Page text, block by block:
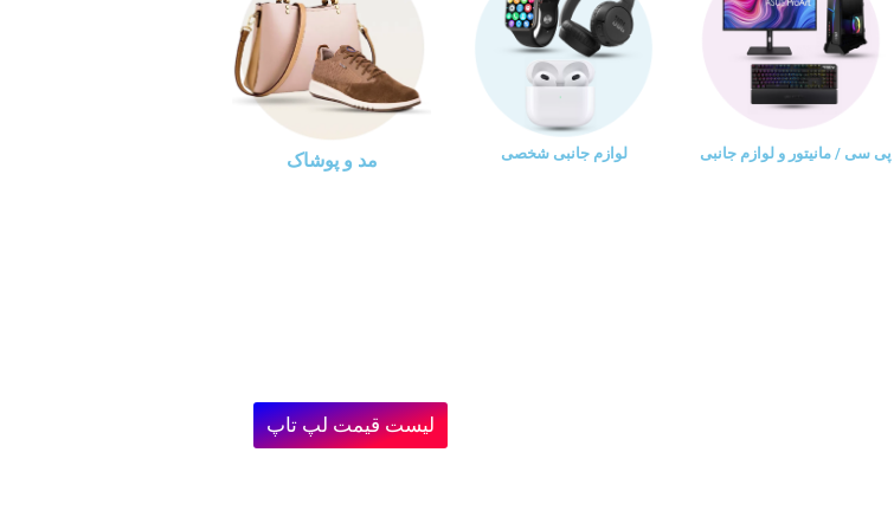
پی سی / مانیتور و لوازم جانبی لوازم جانبی شخصی مد و پوشاک
لیست قیمت لپ تاپ